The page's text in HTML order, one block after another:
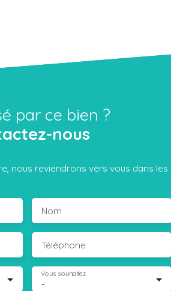
par ce bien ?
nous
nous reviendrons vers vous dans les
Nom
Téléphone
-
Vous souhaitez